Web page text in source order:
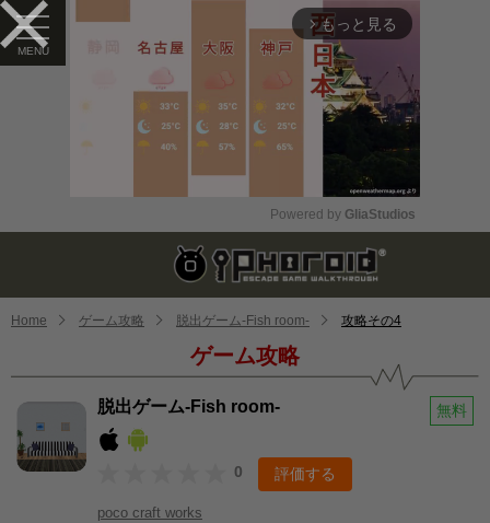
arrow_forward_ios もっと見る
Mute
Powered by GliaStudios
Home ゲーム攻略 脱出ゲーム-Fish room- 攻略その4
ゲーム攻略
脱出ゲーム-Fish room- 無料
0 評価する
poco craft works